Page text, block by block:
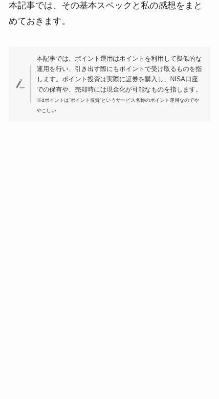
本記事では、その基本スペックと私の感想をまと
めておきます。
本記事では、ポイント運用はポイントを利用して擬似的な
運用を行い、引き出す際にもポイントで受け取るものを指
します。ポイント投資は実際に証券を購入し、NISA口座
での保有や、売却時には現金化が可能なものを指します。
※dポイントは”ポイント投資”というサービス名称のポイント運用なのでや
やこしい